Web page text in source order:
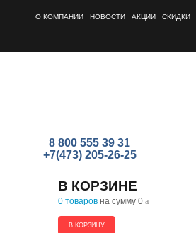
О КОМПАНИИ НОВОСТИ АКЦИИ СКИДКИ
8 800 555 39 31
+7(473) 205-26-25
В КОРЗИНЕ
0 товаров на сумму 0 a
В КОРЗИНУ